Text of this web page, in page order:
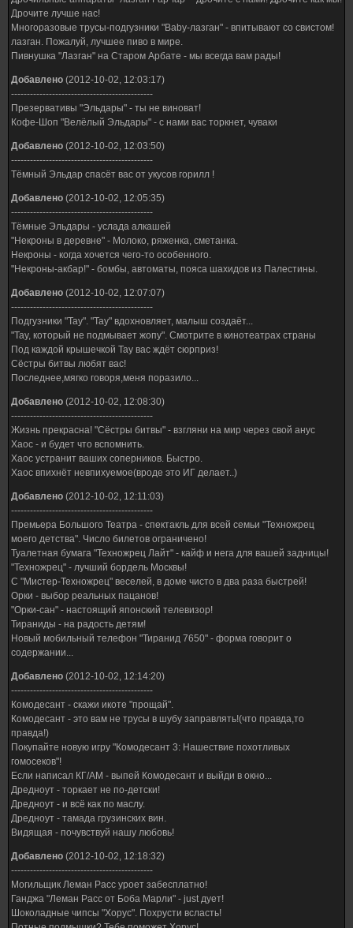
Дрочите лучше нас!
Многоразовые трусы-подгузники "Baby-лазган" - впитывают со свистом!
лазган. Пожалуй, лучшее пиво в мире.
Пивнушка "Лазган" на Старом Арбате - мы всегда вам рады!
Добавлено (2012-10-02, 12:03:17)
---------------------------------------------
Презервативы "Эльдары" - ты не виноват!
Кофе-Шоп "Велёлый Эльдары" - с нами вас торкнет, чуваки
Добавлено (2012-10-02, 12:03:50)
---------------------------------------------
Тёмный Эльдар спасёт вас от укусов горилл !
Добавлено (2012-10-02, 12:05:35)
---------------------------------------------
Тёмные Эльдары - услада алкашей
"Некроны в деревне" - Молоко, ряженка, сметанка.
Некроны - когда хочется чего-то особенного.
"Некроны-акбар!" - бомбы, автоматы, пояса шахидов из Палестины.
Добавлено (2012-10-02, 12:07:07)
---------------------------------------------
Подгузники "Тау". "Тау" вдохновляет, малыш создаёт...
"Тау, который не подмывает жопу". Смотрите в кинотеатрах страны
Под каждой крышечкой Тау вас ждёт сюрприз!
Сёстры битвы любят вас!
Последнее,мягко говоря,меня поразило...
Добавлено (2012-10-02, 12:08:30)
---------------------------------------------
Жизнь прекрасна! "Сёстры битвы" - взгляни на мир через свой анус
Хаос - и будет что вспомнить.
Хаос устранит ваших соперников. Быстро.
Хаос впихнёт невпихуемое(вроде это ИГ делает..)
Добавлено (2012-10-02, 12:11:03)
---------------------------------------------
Премьера Большого Театра - спектакль для всей семьи "Техножрец
моего детства". Число билетов ограничено!
Туалетная бумага "Техножрец Лайт" - кайф и нега для вашей задницы!
"Техножрец" - лучший бордель Москвы!
С "Мистер-Техножрец" веселей, в доме чисто в два раза быстрей!
Орки - выбор реальных пацанов!
"Орки-сан" - настоящий японский телевизор!
Тираниды - на радость детям!
Новый мобильный телефон "Тиранид 7650" - форма говорит о
содержании...
Добавлено (2012-10-02, 12:14:20)
---------------------------------------------
Комодесант - скажи икоте "прощай".
Комодесант - это вам не трусы в шубу заправлять!(что правда,то
правда!)
Покупайте новую игру "Комодесант 3: Нашествие похотливых
гомосеков"!
Если написал КГ/АМ - выпей Комодесант и выйди в окно...
Дредноут - торкает не по-детски!
Дредноут - и всё как по маслу.
Дредноут - тамада грузинских вин.
Видящая - почувствуй нашу любовь!
Добавлено (2012-10-02, 12:18:32)
---------------------------------------------
Могильщик Леман Расс уроет забесплатно!
Ганджа "Леман Расс от Боба Марли" - just дует!
Шоколадные чипсы "Хорус". Похрусти всласть!